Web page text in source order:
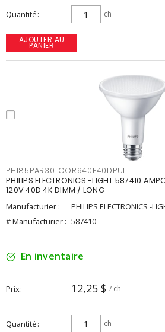
Quantité ch
AJOUTER AU
PANIER
PHI85PAR30LCOR940F40DPUL
PHILIPS ELECTRONICS -LIGHT 587410
120V 40D 4K DIMM / LONG
Manufacturier :
PHILIPS ELECTRONICS -
# Manufacturier : 587410
En inventaire
Prix 12,25 $ / ch
Quantité ch